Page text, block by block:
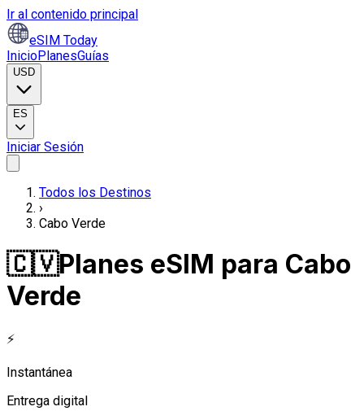
Ir al contenido principal
eSIM Today
InicioPlanesGuías
USD
ES
Iniciar Sesión
Todos los Destinos
›
Cabo Verde
🇨🇻Planes eSIM para Cabo
Verde
⚡
Instantánea
Entrega digital